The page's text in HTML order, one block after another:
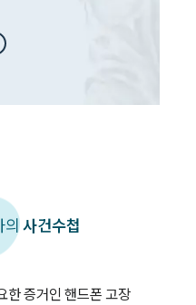
의사건수첩
한 증거인 핸드폰 고장